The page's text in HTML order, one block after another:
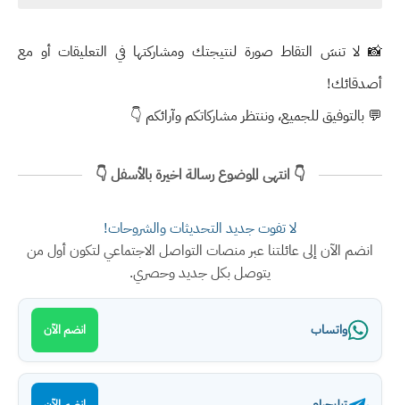
📸 لا تنسَ التقاط صورة لنتيجتك ومشاركتها في التعليقات أو مع
أصدقائك!
💬 بالتوفيق للجميع، وننتظر مشاركاتكم وآرائكم 👇
👇 انتهى الموضوع رسالة اخيرة بالأسفل 👇
لا تفوت جديد التحديثات والشروحات!
انضم الآن إلى عائلتنا عبر منصات التواصل الاجتماعي لتكون أول من
يتوصل بكل جديد وحصري.
واتساب انضم الآن